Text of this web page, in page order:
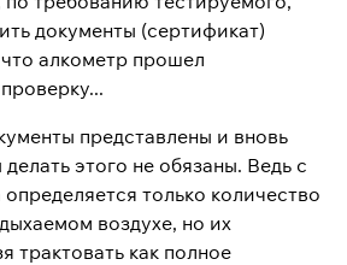
документы (сертификат)
алкометр прошел
представлены и вновь
этого не обязаны. Ведь с
только количество
воздухе, но их
трактовать как полное